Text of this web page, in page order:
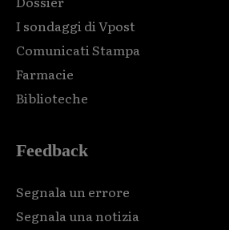
I sondaggi di Vpost
Comunicati Stampa
Farmacie
Biblioteche
Feedback
Segnala un errore
Segnala una notizia